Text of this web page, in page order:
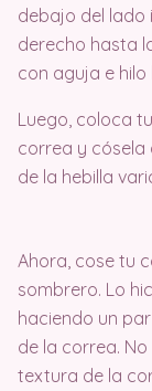
debajo del lado
derecho hasta
con aguja e
Luego, coloca
correa y cósela
de la hebilla
Ahora, cose tu
sombrero. Lo
haciendo un
de la correa.
textura de la